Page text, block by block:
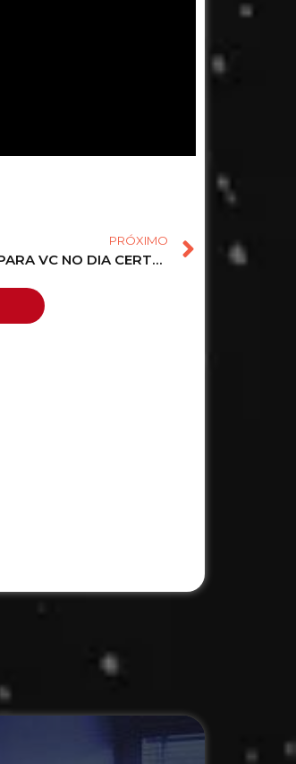
PRÓXIMO
PEIXES ESSE VÍDEO VIRÁ PARA VC NO DIA CERTO! ALGUÉM QUER CHEGAR